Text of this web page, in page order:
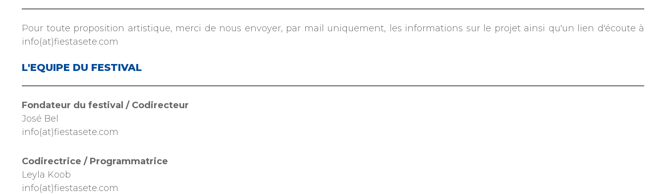
Pour toute proposition artistique, merci de nous envoyer, par mail uniquement, les informations sur le projet ainsi qu'un lien d'écoute à
info(at)fiestasete.com
L'EQUIPE DU FESTIVAL
Fondateur du festival / Codirecteur
José Bel
info(at)fiestasete.com
Codirectrice / Programmatrice
Leyla Koob
info(at)fiestasete.com